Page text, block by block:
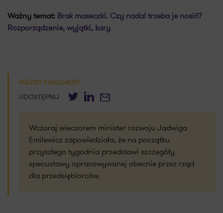
Ważny temat: Brak maseczki. Czy nadal trzeba je nosić?
Rozporządzenie, wyjątki, kary
WAŻNY FRAGMENT
UDOSTĘPNIJ TwitterLinkedIn
E-mail
Wczoraj wieczorem minister rozwoju Jadwiga
Emilewicz zapowiedziała, że na początku
przyszłego tygodnia przedstawi szczegóły
specustawy opracowywanej obecnie przez rząd
dla przedsiębiorców.